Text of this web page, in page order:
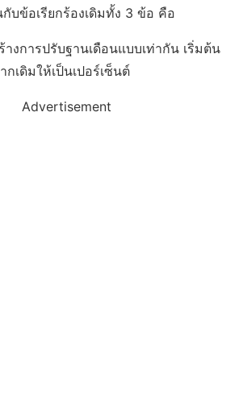
บข้อเรียกร้องเดิมทั้ง 3 ข้อ คือ
างการปรับฐานเดือนแบบเท่ากัน เริ่มต้น
เดิมให้เป็นเปอร์เซ็นต์
Advertisement